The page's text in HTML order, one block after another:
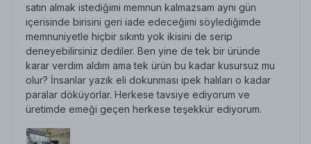
satın almak istediğimi memnun kalmazsam aynı gün
içerisinde birisini geri iade edeceğimi söylediğimde
memnuniyetle hiçbir sıkıntı yok ikisini de serip
deneyebilirsiniz dediler. Ben yine de tek bir üründe
karar verdim aldım ama tek ürün bu kadar kusursuz mu
olur? İnsanlar yazık eli dokunması ipek halıları o kadar
paralar döküyorlar. Herkese tavsiye ediyorum ve
üretimde emeği geçen herkese teşekkür ediyorum.